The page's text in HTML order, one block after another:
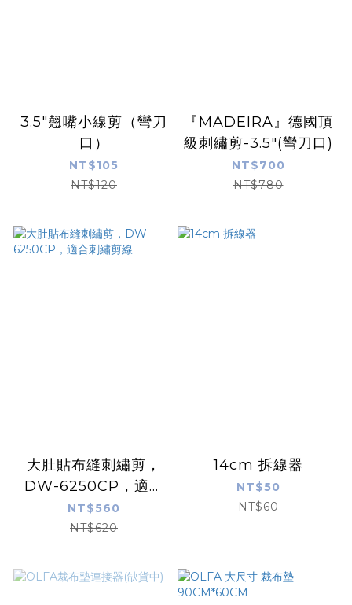
3.5"翹嘴小線剪（彎刀
口）
NT$105
NT$120
『MADEIRA』德國頂
級刺繡剪-3.5"(彎刀口)
NT$700
NT$780
大肚貼布縫刺繡剪，
DW-6250CP，適合
刺繡剪線
NT$560
NT$620
14cm 拆線器
NT$50
NT$60